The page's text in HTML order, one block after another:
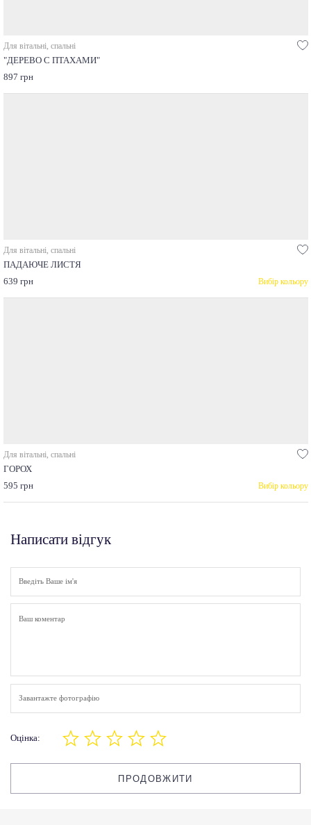
Для вітальні, спальні
"ДЕРЕВО С ПТАХАМИ"
897 грн
Для вітальні, спальні
ПАДАЮЧЕ ЛИСТЯ
639 грн
Вибір кольору
Для вітальні, спальні
ГОРОХ
595 грн
Вибір кольору
Написати відгук
Завантажте фотографію
Оцінка:
ПРОДОВЖИТИ